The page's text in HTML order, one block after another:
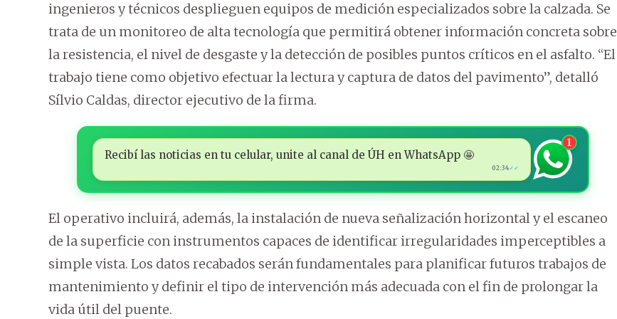
ingenieros y técnicos desplieguen equipos de medición especializados sobre la calzada. Se
trata de un monitoreo de alta tecnología que permitirá obtener información concreta sobre
la resistencia, el nivel de desgaste y la detección de posibles puntos críticos en el asfalto. “El
trabajo tiene como objetivo efectuar la lectura y captura de datos del pavimento”, detalló
Sílvio Caldas, director ejecutivo de la firma.
Recibí las noticias en tu celular, unite al canal de ÚH en WhatsApp 🤩
02:34✓✓
1
El operativo incluirá, además, la instalación de nueva señalización horizontal y el escaneo
de la superficie con instrumentos capaces de identificar irregularidades imperceptibles a
simple vista. Los datos recabados serán fundamentales para planificar futuros trabajos de
mantenimiento y definir el tipo de intervención más adecuada con el fin de prolongar la
vida útil del puente.